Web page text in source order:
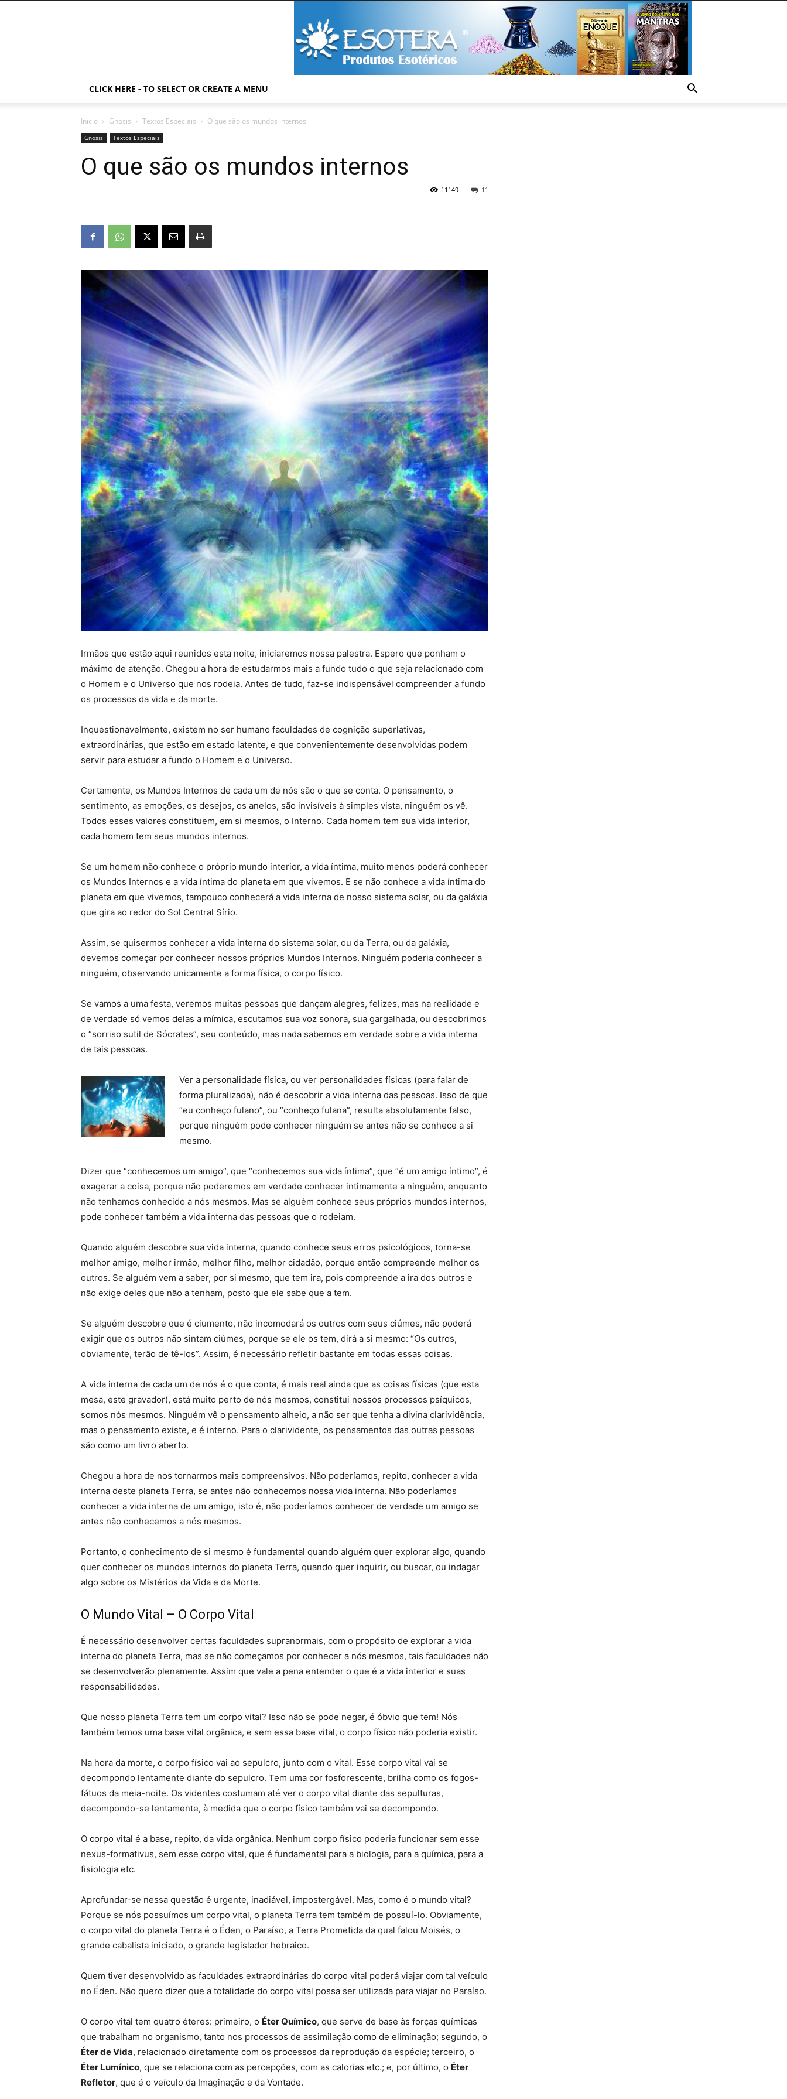
CLICK HERE - TO SELECT OR CREATE A MENU
Início Gnosis Textos Especiais O que são os mundos internos
Gnosis Textos Especiais
O que são os mundos internos
11
11149
Irmãos que estão aqui reunidos esta noite, iniciaremos nossa palestra. Espero que ponham o
máximo de atenção. Chegou a hora de estudarmos mais a fundo tudo o que seja relacionado com
o Homem e o Universo que nos rodeia. Antes de tudo, faz-se indispensável compreender a fundo
os processos da vida e da morte.
Inquestionavelmente, existem no ser humano faculdades de cognição superlativas,
extraordinárias, que estão em estado latente, e que convenientemente desenvolvidas podem
servir para estudar a fundo o Homem e o Universo.
Certamente, os Mundos Internos de cada um de nós são o que se conta. O pensamento, o
sentimento, as emoções, os desejos, os anelos, são invisíveis à simples vista, ninguém os vê.
Todos esses valores constituem, em si mesmos, o Interno. Cada homem tem sua vida interior,
cada homem tem seus mundos internos.
Se um homem não conhece o próprio mundo interior, a vida íntima, muito menos poderá conhecer
os Mundos Internos e a vida íntima do planeta em que vivemos. E se não conhece a vida íntima do
planeta em que vivemos, tampouco conhecerá a vida interna de nosso sistema solar, ou da galáxia
que gira ao redor do Sol Central Sírio.
Assim, se quisermos conhecer a vida interna do sistema solar, ou da Terra, ou da galáxia,
devemos começar por conhecer nossos próprios Mundos Internos. Ninguém poderia conhecer a
ninguém, observando unicamente a forma física, o corpo físico.
Se vamos a uma festa, veremos muitas pessoas que dançam alegres, felizes, mas na realidade e
de verdade só vemos delas a mímica, escutamos sua voz sonora, sua gargalhada, ou descobrimos
o “sorriso sutil de Sócrates”, seu conteúdo, mas nada sabemos em verdade sobre a vida interna
de tais pessoas.
Ver a personalidade física, ou ver personalidades físicas (para falar de
forma pluralizada), não é descobrir a vida interna das pessoas. Isso de que
“eu conheço fulano”, ou “conheço fulana”, resulta absolutamente falso,
porque ninguém pode conhecer ninguém se antes não se conhece a si
mesmo.
Dizer que “conhecemos um amigo”, que “conhecemos sua vida íntima”, que “é um amigo íntimo”, é
exagerar a coisa, porque não poderemos em verdade conhecer intimamente a ninguém, enquanto
não tenhamos conhecido a nós mesmos. Mas se alguém conhece seus próprios mundos internos,
pode conhecer também a vida interna das pessoas que o rodeiam.
Quando alguém descobre sua vida interna, quando conhece seus erros psicológicos, torna-se
melhor amigo, melhor irmão, melhor filho, melhor cidadão, porque então compreende melhor os
outros. Se alguém vem a saber, por si mesmo, que tem ira, pois compreende a ira dos outros e
não exige deles que não a tenham, posto que ele sabe que a tem.
Se alguém descobre que é ciumento, não incomodará os outros com seus ciúmes, não poderá
exigir que os outros não sintam ciúmes, porque se ele os tem, dirá a si mesmo: “Os outros,
obviamente, terão de tê-los”. Assim, é necessário refletir bastante em todas essas coisas.
A vida interna de cada um de nós é o que conta, é mais real ainda que as coisas físicas (que esta
mesa, este gravador), está muito perto de nós mesmos, constitui nossos processos psíquicos,
somos nós mesmos. Ninguém vê o pensamento alheio, a não ser que tenha a divina clarividência,
mas o pensamento existe, e é interno. Para o clarividente, os pensamentos das outras pessoas
são como um livro aberto.
Chegou a hora de nos tornarmos mais compreensivos. Não poderíamos, repito, conhecer a vida
interna deste planeta Terra, se antes não conhecemos nossa vida interna. Não poderíamos
conhecer a vida interna de um amigo, isto é, não poderíamos conhecer de verdade um amigo se
antes não conhecemos a nós mesmos.
Portanto, o conhecimento de si mesmo é fundamental quando alguém quer explorar algo, quando
quer conhecer os mundos internos do planeta Terra, quando quer inquirir, ou buscar, ou indagar
algo sobre os Mistérios da Vida e da Morte.
O Mundo Vital – O Corpo Vital
É necessário desenvolver certas faculdades supranormais, com o propósito de explorar a vida
interna do planeta Terra, mas se não começamos por conhecer a nós mesmos, tais faculdades não
se desenvolverão plenamente. Assim que vale a pena entender o que é a vida interior e suas
responsabilidades.
Que nosso planeta Terra tem um corpo vital? Isso não se pode negar, é óbvio que tem! Nós
também temos uma base vital orgânica, e sem essa base vital, o corpo físico não poderia existir.
Na hora da morte, o corpo físico vai ao sepulcro, junto com o vital. Esse corpo vital vai se
decompondo lentamente diante do sepulcro. Tem uma cor fosforescente, brilha como os fogos-
fátuos da meia-noite. Os videntes costumam até ver o corpo vital diante das sepulturas,
decompondo-se lentamente, à medida que o corpo físico também vai se decompondo.
O corpo vital é a base, repito, da vida orgânica. Nenhum corpo físico poderia funcionar sem esse
nexus-formativus, sem esse corpo vital, que é fundamental para a biologia, para a química, para a
fisiologia etc.
Aprofundar-se nessa questão é urgente, inadiável, impostergável. Mas, como é o mundo vital?
Porque se nós possuímos um corpo vital, o planeta Terra tem também de possuí-lo. Obviamente,
o corpo vital do planeta Terra é o Éden, o Paraíso, a Terra Prometida da qual falou Moisés, o
grande cabalista iniciado, o grande legislador hebraico.
Quem tiver desenvolvido as faculdades extraordinárias do corpo vital poderá viajar com tal veículo
no Éden. Não quero dizer que a totalidade do corpo vital possa ser utilizada para viajar no Paraíso.
O corpo vital tem quatro éteres: primeiro, o Éter Químico, que serve de base às forças químicas
que trabalham no organismo, tanto nos processos de assimilação como de eliminação; segundo, o
Éter de Vida, relacionado diretamente com os processos da reprodução da espécie; terceiro, o
Éter Lumínico, que se relaciona com as percepções, com as calorias etc.; e, por último, o Éter
Refletor, que é o veículo da Imaginação e da Vontade.